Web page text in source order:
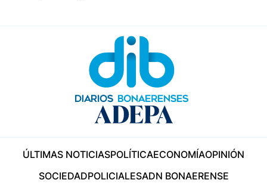
ÚLTIMAS NOTICIASPOLÍTICAECONOMÍAOPINIÓN
SOCIEDADPOLICIALESADN BONAERENSE